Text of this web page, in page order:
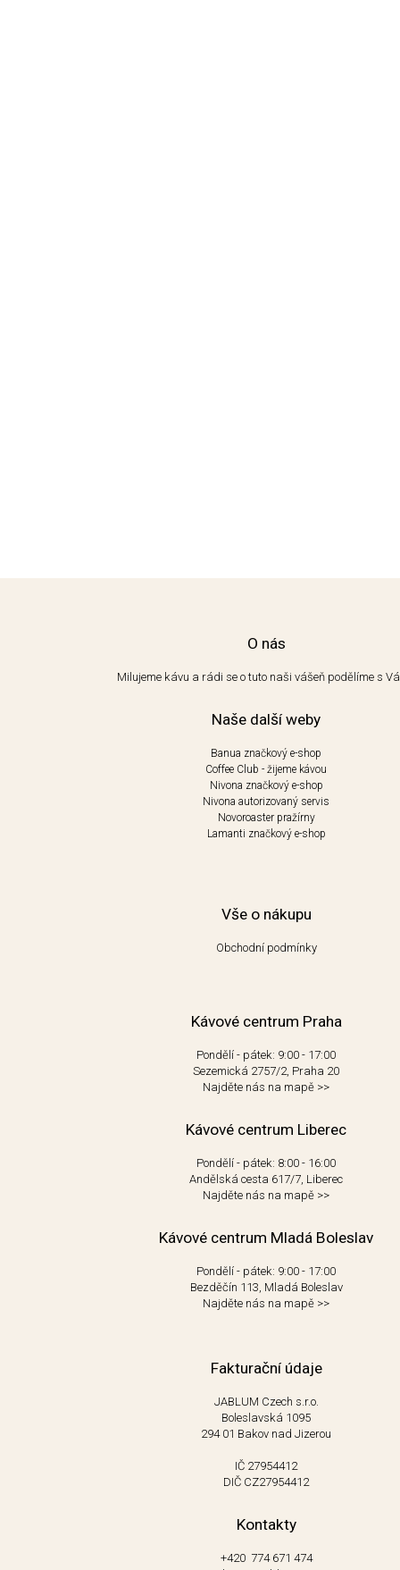
O nás
Milujeme kávu a rádi se o tuto naši vášeň podělíme s
Naše další weby
Banua značkový e-shop
Coffee Club - žijeme kávou
Nivona značkový e-shop
Nivona autorizovaný servis
Novoroaster pražírny
Lamanti značkový e-shop
Vše o nákupu
Obchodní podmínky
Kávové centrum Praha
Pondělí - pátek: 9:00 - 17:00
Sezemická 2757/2, Praha 20
Najděte nás na mapě >>
Kávové centrum Liberec
Pondělí - pátek: 8:00 - 16:00
Andělská cesta 617/7, Liberec
Najděte nás na mapě >>
Kávové centrum Mladá Boleslav
Pondělí - pátek: 9:00 - 17:00
Bezděčín 113, Mladá Boleslav
Najděte nás na mapě >>
Fakturační údaje
JABLUM Czech s.r.o.
Boleslavská 1095
294 01 Bakov nad Jizerou
IČ 27954412
DIČ CZ27954412
Kontakty
+420 774 671 474